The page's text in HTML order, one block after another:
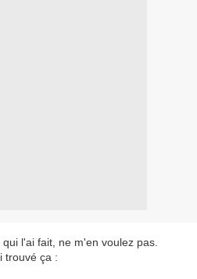
l'ai fait, ne m'en voulez pas.
trouvé ça :